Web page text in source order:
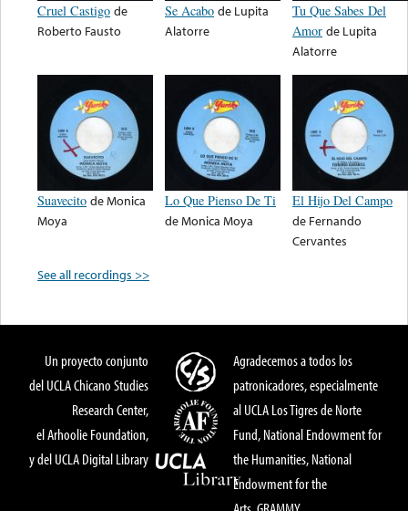
Cruel Castigo de
Roberto Fausto
Se Acabo de Lupita
Alatorre
Tu Que Sabes Del
Amor de Lupita
Alatorre
Suavecito deMonica
Moya
Lo Que Pienso De Ti
deMonica Moya
El Hijo Del Campo
de Fernando
Cervantes
See all recordings >>
Un proyecto conjunto
del UCLA Chicano Studies
Research Center,
el Arhoolie Foundation,
y del UCLA Digital Library
Agradecemos a todos los
patronicadores, especialmente
al UCLA Los Tigres de Norte
Fund, National Endowment for
the Humanities, National
Endowment for the